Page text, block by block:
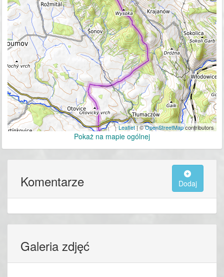
Leaflet| ©OpenStreetMapcontributors
Pokaż na mapie ogólnej
Komentarze Dodaj
Galeria zdjęć